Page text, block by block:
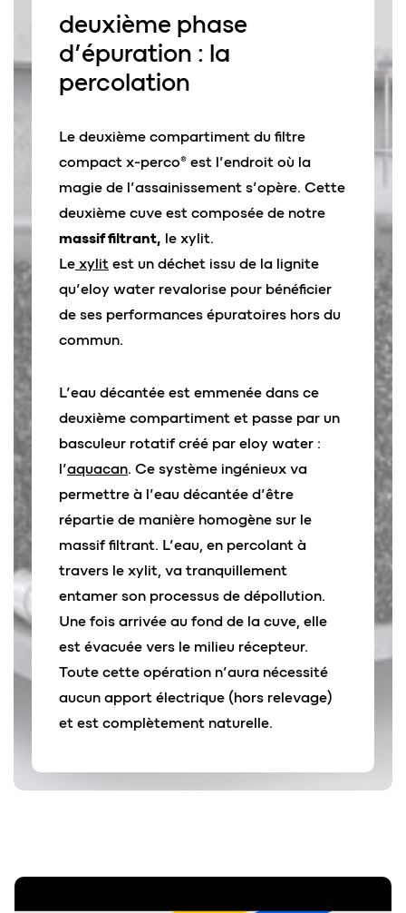
deuxième phase
d’épuration : la
percolation
Le deuxième compartiment du filtre
compact x-perco® est l’endroit où la
magie de l’assainissement s’opère. Cette
deuxième cuve est composée de notre
massif filtrant, le xylit.
Le xylit est un déchet issu de la lignite
qu’eloy water revalorise pour bénéficier
de ses performances épuratoires hors du
commun.
L’eau décantée est emmenée dans ce
deuxième compartiment et passe par un
basculeur rotatif créé par eloy water :
l’aquacan. Ce système ingénieux va
permettre à l’eau décantée d’être
répartie de manière homogène sur le
massif filtrant. L’eau, en percolant à
travers le xylit, va tranquillement
entamer son processus de dépollution.
Une fois arrivée au fond de la cuve, elle
est évacuée vers le milieu récepteur.
Toute cette opération n’aura nécessité
aucun apport électrique (hors relevage)
et est complètement naturelle.